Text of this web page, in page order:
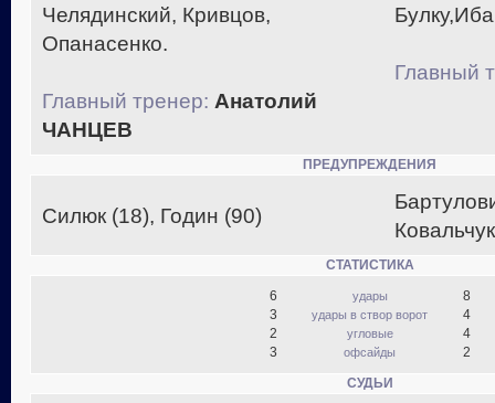
Челядинский, Кривцов,
Опанасенко.
Главный тренер: Анатолий
ЧАНЦЕВ
Главный
ПРЕДУПРЕЖДЕНИЯ
Силюк (18), Годин (90)
СТАТИСТИКА
6
3
2
3
удары
удары в створ ворот
угловые
офсайды
8
4
4
2
СУДЬИ